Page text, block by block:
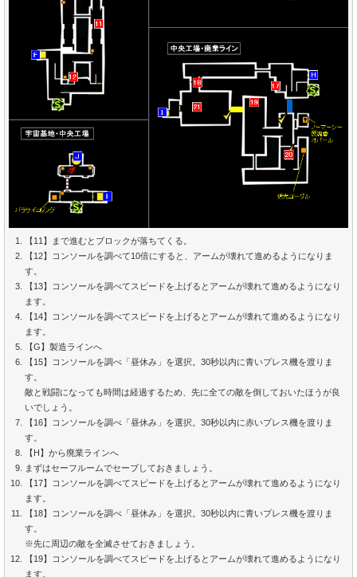
【11】まで進むとブロックが落ちてくる。
【12】コンソールを調べて10倍にすると、アームが壊れて進めるようになりま
す。
【13】コンソールを調べてスピードを上げるとアームが壊れて進めるようになり
ます。
【14】コンソールを調べてスピードを上げるとアームが壊れて進めるようになり
ます。
【G】製造ラインへ
【15】コンソールを調べ「昼休み」を選択。30秒以内に青いプレス機を渡りま
す。
敵と戦闘になっても時間は経過するため、先に全ての敵を倒しておいたほうが良
いでしょう。
【16】コンソールを調べ「昼休み」を選択。30秒以内に赤いプレス機を渡りま
す。
【H】から廃業ラインへ
まずはセーフルームでセーブしておきましょう。
【17】コンソールを調べてスピードを上げるとアームが壊れて進めるようになり
ます。
【18】コンソールを調べ「昼休み」を選択。30秒以内に青いプレス機を渡りま
す。
※先に周辺の敵を全滅させておきましょう。
【19】コンソールを調べてスピードを上げるとアームが壊れて進めるようになり
ます。